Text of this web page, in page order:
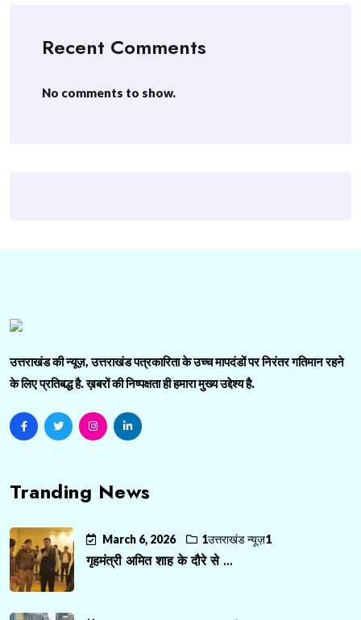
Recent Comments
No comments to show.
उत्तराखंड की न्यूज़, उत्तराखंड पत्रकारिता के उच्च मापदंडों पर निरंतर गतिमान रहने
के लिए प्रतिबद्ध है. ख़बरों की निष्पक्षता ही हमारा मुख्य उद्देश्य है.
Tranding News
March 6, 2026 1उत्तराखंड न्यूज़1
गृहमंत्री अमित शाह के दौरे से ...